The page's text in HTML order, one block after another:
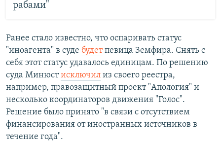
рабами"
Ранее стало известно, что оспаривать статус
"иноагента" в суде будетпевица Земфира. Снять с
себя этот статус удавалось единицам. По решению
суда Минюстисключил из своего реестра,
например, правозащитный проект "Апология" и
несколько координаторов движения "Голос".
Решение было принято "в связи с отсутствием
финансирования от иностранных источников в
течение года".